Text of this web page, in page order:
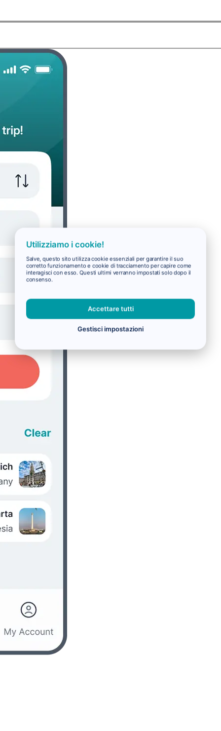
Utilizziamo i cookie!
Salve, questo sito utilizza cookie essenziali per garantire il suo
corretto funzionamento e cookie di tracciamento per capire come
interagisci con esso. Questi ultimi verranno impostati solo dopo il
consenso.
Accettare tutti
Gestisci impostazioni